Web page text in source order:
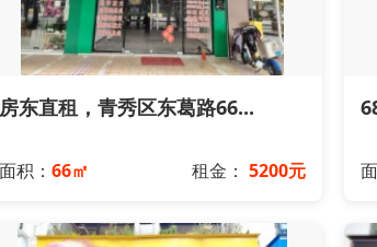
房东直租，青秀区东葛路66...
面积： 66㎡ 租金：5200元